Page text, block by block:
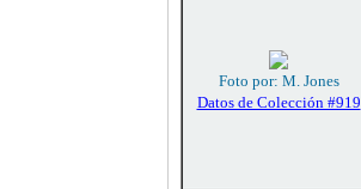
Foto por: M. Jones
Datos de Colección #919